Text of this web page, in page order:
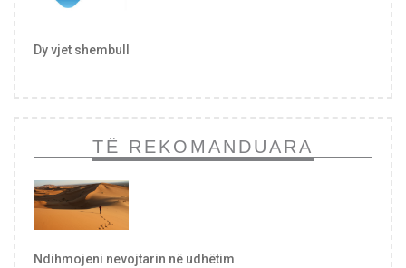
Dy vjet shembull
TË REKOMANDUARA
Ndihmojeni nevojtarin në udhëtim